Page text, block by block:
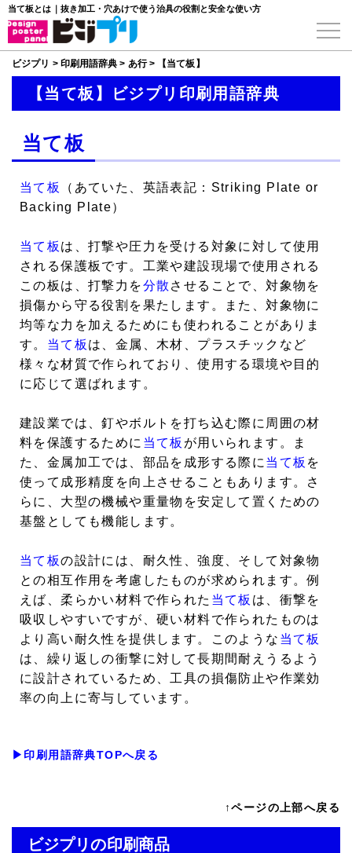
当て板とは｜抜き加工・穴あけで使う治具の役割と安全な使い方
ビジプリ > 印刷用語辞典 > あ行> 【当て板】
【当て板】ビジプリ印刷用語辞典
当て板
当て板
（あていた、英語表記：Striking Plate or
Backing Plate）
当て板 は、打撃や圧力を受ける対象に対して使用
される保護板です。工業や建設現場で使用される
この板は、打撃力を分散 させることで、対象物を
損傷から守る役割を果たします。また、対象物に
均等な力を加えるためにも使われることがありま
す。 当て板 は、金属、木材、プラスチックなど
様々な材質で作られており、使用する環境や目的
に応じて選ばれます。
建設業では、釘やボルトを打ち込む際に周囲の材
料を保護するために 当て板 が用いられます。ま
た、金属加工では、部品を成形する際に 当て板 を
使って成形精度を向上させることもあります。さ
らに、大型の機械や重量物を安定して置くための
基盤としても機能します。
当て板の設計には、耐久性、強度、そして対象物
との相互作用を考慮したものが求められます。例
えば、柔らかい材料で作られた 当て板 は、衝撃を
吸収しやすいですが、硬い材料で作られたものは
より高い耐久性を提供します。このような 当て板
は、繰り返しの衝撃に対して長期間耐えうるよう
に設計されているため、工具の損傷防止や作業効
率の向上に寄与しています。
▶印刷用語辞典TOPへ戻る
↑ページの上部へ戻る
ビジプリの印刷商品